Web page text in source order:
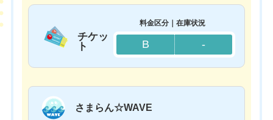
チケッ
ト
料金区分｜在庫状況
B -
さまらん☆WAVE